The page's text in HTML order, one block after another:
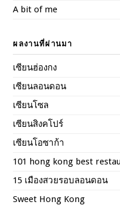
A bit of me
ผลงานที่ผ่านมา
เซียนฮ่องกง
เซียนลอนดอน
เซียนโซล
เซียนสิงคโปร์
เซียนโอซาก้า
101 hong kong best
15 เมืองสวยรอบลอนดอน
Sweet Hong Kong